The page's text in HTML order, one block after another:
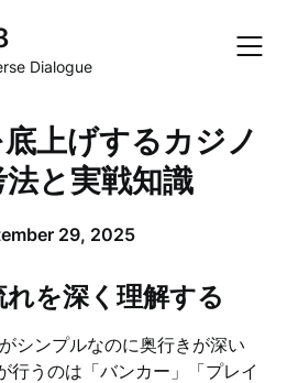
Dialogue
上げするカジノ
と実戦知識
29, 2025
を深く理解する
シンプルなのに奥行きが深い
行うのは「バンカー」「プレイ